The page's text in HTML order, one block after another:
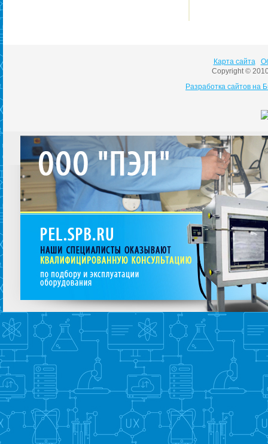
Карта сайта
Copyright ©
Разработка сайтов на